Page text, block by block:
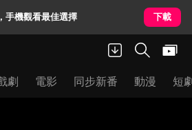
手機觀看最佳選擇 下載
劇 電影 同步新番 動漫 短